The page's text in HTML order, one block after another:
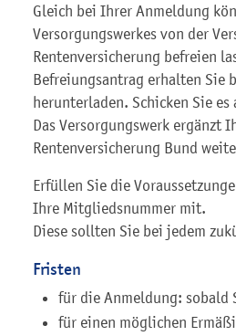
Gleich bei Ihrer Anmeldung
Versorgungswerkes von der
Rentenversicherung befreien
Befreiungsantrag erhalten Sie
herunterladen. Schicken Sie
Das Versorgungswerk ergänzt
Rentenversicherung Bund
Erfüllen Sie die
Ihre Mitgliedsnummer mit.
Diese sollten Sie bei jedem
Fristen
für die Anmeldung: sobald
für einen möglichen